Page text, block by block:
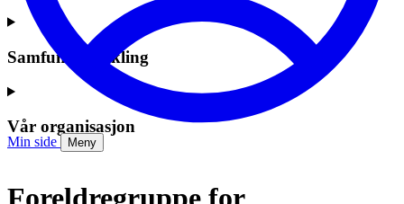
Min side Meny
Samfunnsutvikling
Vår organisasjon